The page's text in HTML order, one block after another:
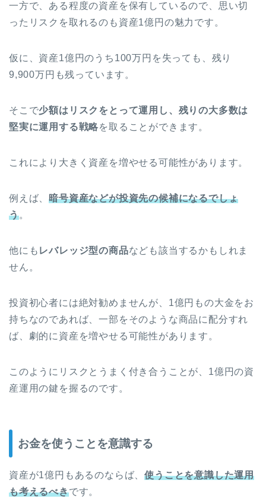
一方で、ある程度の資産を保有しているので、思い切
ったリスクを取れるのも資産1億円の魅力です。
仮に、資産1億円のうち100万円を失っても、残り
9,900万円も残っています。
そこで少額はリスクをとって運用し、残りの大多数は
堅実に運用する戦略を取ることができます。
これにより大きく資産を増やせる可能性があります。
例えば、暗号資産などが投資先の候補になるでしょ
う。
他にも レバレッジ型の商品なども該当するかもしれま
せん。
投資初心者には絶対勧めませんが、1億円もの大金をお
持ちなのであれば、一部をそのような商品に配分すれ
ば、劇的に資産を増やせる可能性があります。
このようにリスクとうまく付き合うことが、1億円の資
産運用の鍵を握るのです。
お金を使うことを意識する
資産が1億円もあるのならば、使うことを意識した運用
も考えるべきです。